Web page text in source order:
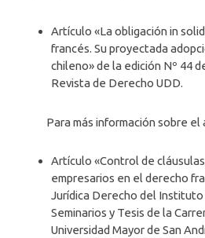
Artículo «La obligación in
francés. Su proyectada
chileno» de la edición Nº 44
Revista de Derecho UDD.
Para más información sobre el
Artículo «Control de
empresarios en el derecho
Jurídica Derecho del
Seminarios y Tesis de la
Universidad Mayor de San